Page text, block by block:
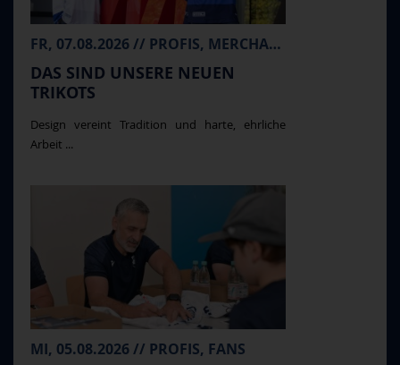
FR, 07.08.2026 // PROFIS, MERCHANDISE
DAS SIND UNSERE NEUEN
TRIKOTS
Design vereint Tradition und harte, ehrliche
Arbeit ...
MI, 05.08.2026 // PROFIS, FANS